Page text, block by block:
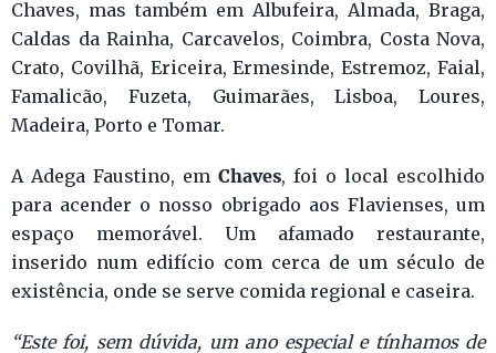
Chaves, mas também em Albufeira, Almada, Braga,
Caldas da Rainha, Carcavelos, Coimbra, Costa Nova,
Crato, Covilhã, Ericeira, Ermesinde, Estremoz, Faial,
Famalicão, Fuzeta, Guimarães, Lisboa, Loures,
Madeira, Porto e Tomar.
A Adega Faustino, em Chaves, foi o local escolhido
para acender o nosso obrigado aos Flavienses, um
espaço memorável. Um afamado restaurante,
inserido num edifício com cerca de um século de
existência, onde se serve comida regional e caseira.
“Este foi, sem dúvida, um ano especial e tínhamos de